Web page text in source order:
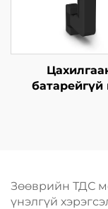
батарейгүй
Зөөврийн ТДС
үнэлгүй